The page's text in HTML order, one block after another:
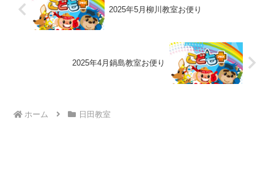
2025年5月柳川教室お便り
2025年4月鍋島教室お便り
ホーム 日田教室